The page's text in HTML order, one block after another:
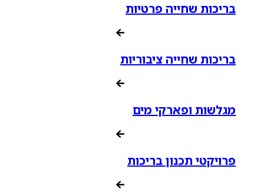
בריכות שחייה פרטיות
בריכות שחייה ציבוריות
מגלשות ופארקי מים
פרויקטי תכנון בריכות